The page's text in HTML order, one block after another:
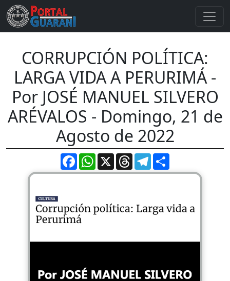
CORRUPCIÓN POLÍTICA:
LARGA VIDA A PERURIMÁ -
Por JOSÉ MANUEL SILVERO
ARÉVALOS - Domingo, 21 de
Agosto de 2022
FacebookWhatsApp
X ThreadsTelegram